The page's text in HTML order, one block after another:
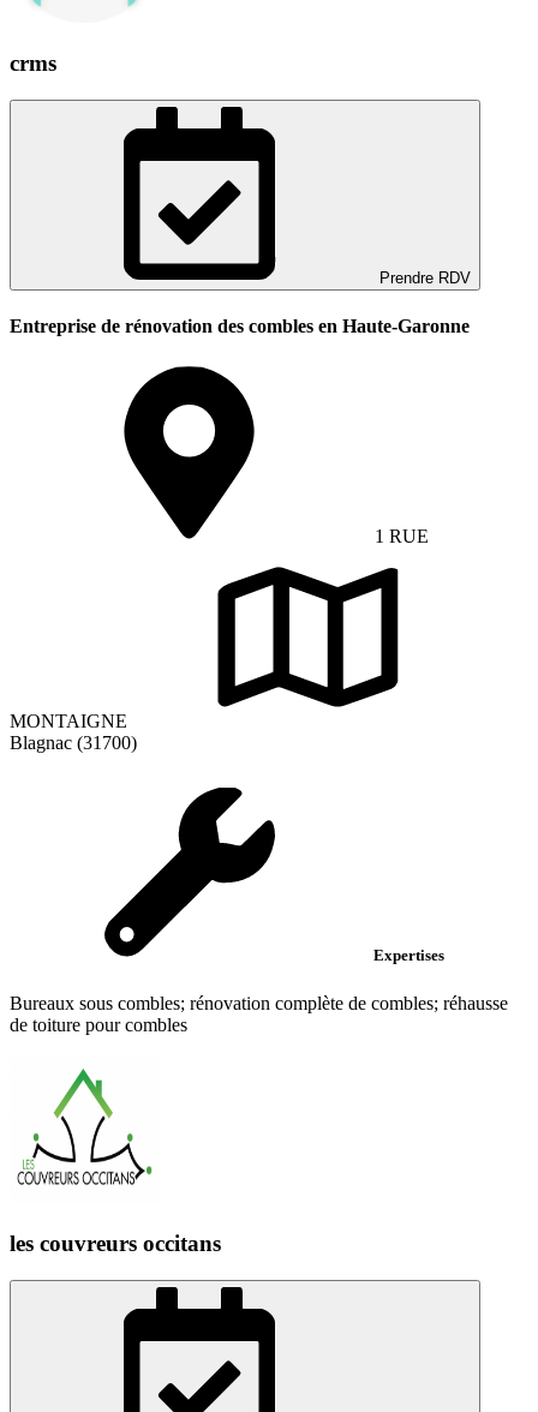
crms
Prendre RDV
Entreprise de rénovation des combles en Haute-Garonne
1 RUE
MONTAIGNE
Blagnac (31700)
Expertises
Bureaux sous combles; rénovation complète de combles; réhausse
de toiture pour combles
les couvreurs occitans